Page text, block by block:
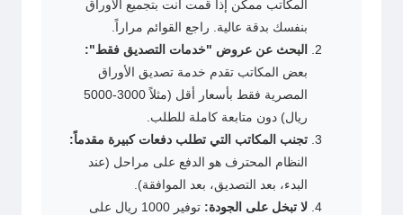
المكاتب ممكن إذا قمت أنت بتجميع الأوراق
بنفسك بدقة عالية. راجع القوائم مراراً.
البحث عن عروض "خدمات التصديق فقط":
بعض المكاتب تقدم خدمة تصديق الأوراق
المصرية فقط بأسعار أقل (مثلاً 3000-5000
ريال) دون متابعة كاملة للطلب.
تجنب المكاتب التي تطلب دفعات كبيرة مقدماً:
النظام المحترف هو الدفع على مراحل (عند
البدء، بعد التصديق، بعد الموافقة).
لا تبخل على الجودة:
توفير 1000 ريال على